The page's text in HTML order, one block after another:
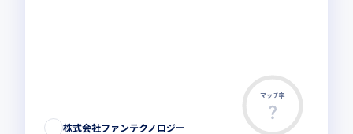
マッチ率
株式会社ファンテクノロジー